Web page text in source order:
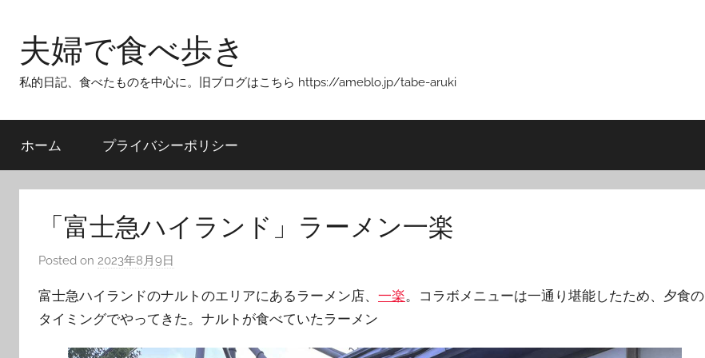
content
夫婦で食べ歩き
私的日記、食べたものを中心に。旧ブログはこちら https://ameblo.jp/tabe-aruki
ホーム プライバシーポリシー
「富士急ハイランド」ラーメン一楽
Posted on 2023年8月9日
T
o
富士急ハイランドのナルトのエリアにあるラーメン店、 一楽。コラボメニューは一通り堪能したため、夕食の
タイミングでやってきた。ナルトが食べていたラーメン